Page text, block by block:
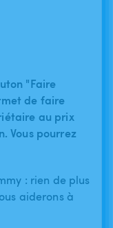
"Faire
de faire
au prix
Vous pourrez
: rien de plus
aiderons à